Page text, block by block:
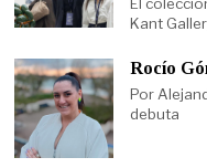
Kant
Rocío
Por
debuta